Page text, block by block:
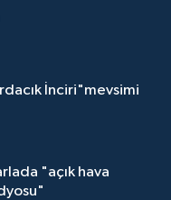
İnciri"mevsimi
"açık hava